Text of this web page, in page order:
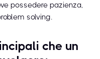
possedere pazienza,
solving.
che un